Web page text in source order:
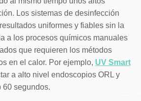
Los sistemas de desinfección
uniformes y fiables sin la
a los procesos químicos manuales
que requieren los métodos
en el calor. Por ejemplo, UV Smart
a alto nivel endoscopios ORL y
60 segundos.